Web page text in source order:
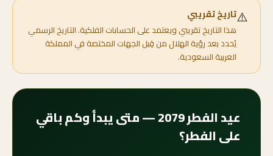
⚠️تاريخ تقريبي
هذا التاريخ تقريبي ويعتمد على الحسابات الفلكية. التاريخ الرسمي
يُحدد بعد رؤية الهلال من قِبل الجهات المختصة في المملكة
العربية السعودية.
عيد الفطر 2079 — متى يبدأ وكم باقي
على الفطر؟